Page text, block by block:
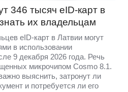
346 тысяч eID-карт в
их владельцам
eID-карт в Латвии могут
в использовании
9 декабря 2026 года. Речь
микрочипом Cosmo 8.1.
выяснить, затронут ли
и потребуется ли его